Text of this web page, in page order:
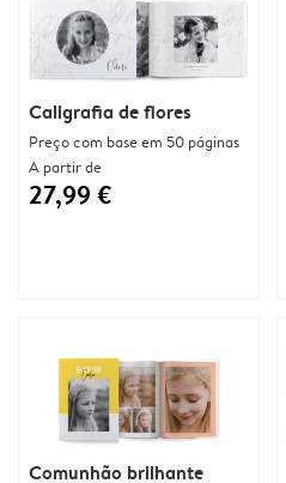
Caligrafia de flores
Preço com base em 50 páginas
A partir de
27,99 €
Comunhão brilhante